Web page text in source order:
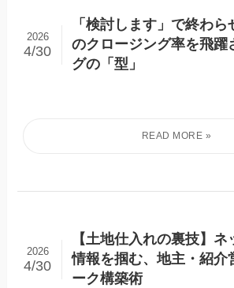
「検討します」で終わ
のクロージング率を飛躍
グの「型」
2026
4/30
【土地仕入れの裏技】
情報を掴む、地主・紹介
ーク構築術
2026
4/30